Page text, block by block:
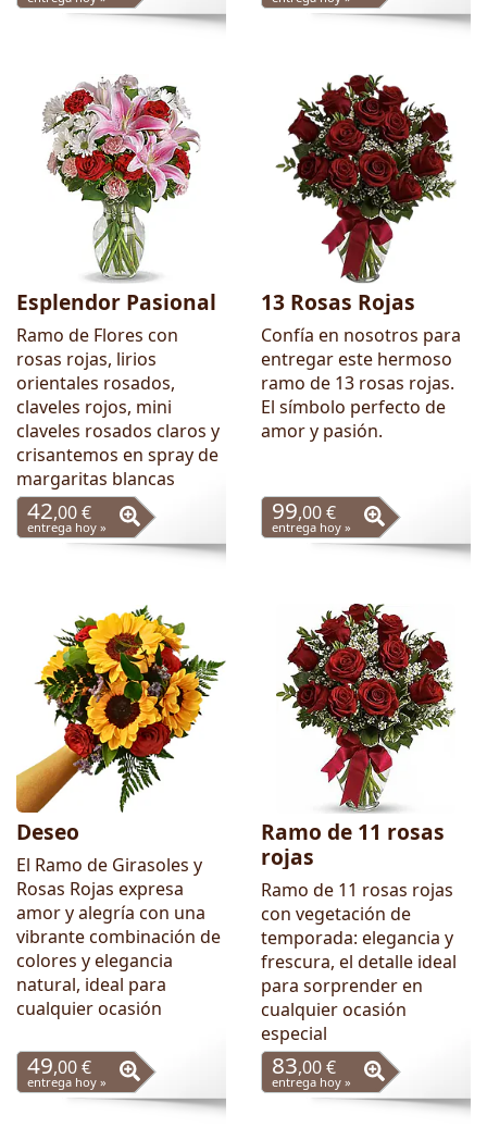
Esplendor Pasional
Ramo de Flores con
rosas rojas, lirios
orientales rosados,
claveles rojos, mini
claveles rosados claros y
crisantemos en spray de
margaritas blancas
42,00 €
entrega hoy »
13 Rosas Rojas
Confía en nosotros para
entregar este hermoso
ramo de 13 rosas rojas.
El símbolo perfecto de
amor y pasión.
99,00 €
entrega hoy »
Deseo
El Ramo de Girasoles y
Rosas Rojas expresa
amor y alegría con una
vibrante combinación de
colores y elegancia
natural, ideal para
cualquier ocasión
49,00 €
entrega hoy »
Ramo de 11 rosas
rojas
Ramo de 11 rosas rojas
con vegetación de
temporada: elegancia y
frescura, el detalle ideal
para sorprender en
cualquier ocasión
especial
83,00 €
entrega hoy »